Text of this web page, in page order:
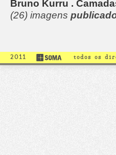
Bruno Kurru .
(26) imagens
2011 todos os